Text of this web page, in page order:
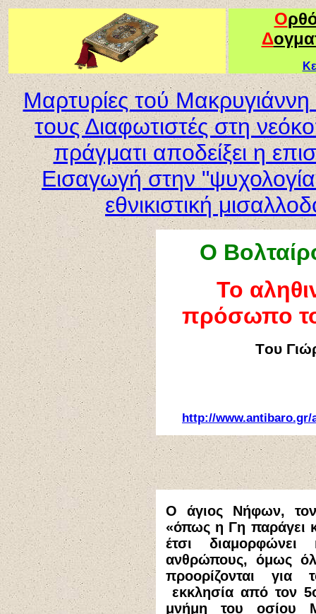
Ο
Δ
Μαρτυρίες τού Μακρυγιάννη
τους Διαφωτιστές στη
πράγματι αποδείξει η
Εισαγωγή στην
εθνικιστική
Ο
Το
πρόσωπο
Tου
http://
Ο άγιος Νήφων,
«όπως η Γη παράγει
έτσι
ανθρώπους, όμως
προορίζονται
εκκλησία από τον
μνήμη του οσίου